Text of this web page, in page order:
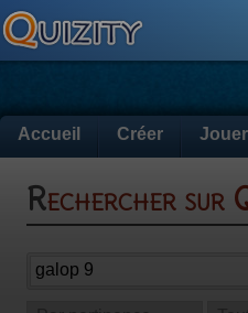
Accueil Créer Jouer
Rechercher sur